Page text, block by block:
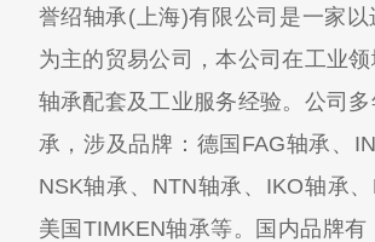
誉绍轴承(上海)有限公司是一家以
为主的贸易公司，本公司在工业
轴承配套及工业服务经验。公司
承，涉及品牌：德国FAG轴承、
NSK轴承、NTN轴承、IKO轴承、
美国TIMKEN轴承等。国内品牌有